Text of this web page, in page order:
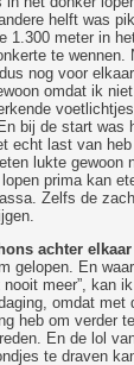
helft was
1.300 meter in
te wennen.
nog voor
omdat ik
bij de start was
echt last van
lukte gewoon
prima kan
Zelfs de
achter elkaar
gelopen. En
meer”, kan
omdat met
heb om verder
En de lol
te draven